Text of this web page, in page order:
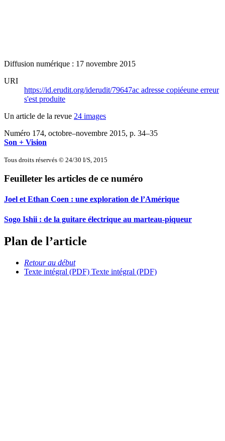
Diffusion numérique : 17 novembre 2015
URI
https://id.erudit.org/iderudit/79647ac adresse copiéeune erreur
s'est produite
Un article de la revue 24 images
Numéro 174, octobre–novembre 2015, p. 34–35
Son + Vision
Tous droits réservés © 24/30 I/S, 2015
Feuilleter les articles de ce numéro
Joel et Ethan Coen : une exploration de l’Amérique
Sogo Ishii : de la guitare électrique au marteau-piqueur
Plan de l’article
Retour au début
Texte intégral (PDF) Texte intégral (PDF)